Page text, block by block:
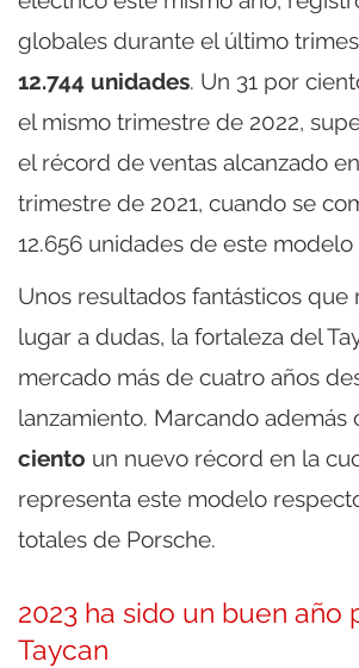
globales durante el último
12.744 unidades. Un 31 por
el mismo trimestre de 2022,
el récord de ventas alcanzado
trimestre de 2021, cuando se
12.656 unidades de este
Unos resultados fantásticos que
lugar a dudas, la fortaleza del
mercado más de cuatro años
lanzamiento. Marcando además
ciento un nuevo récord en la
representa este modelo
totales de Porsche.
2023 ha sido un buen año
Taycan